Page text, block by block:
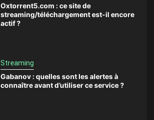
Oxtorrent5.com : ce site de
streaming/téléchargement est-il encore
actif ?
Streaming
Gabanov : quelles sont les alertes à
connaître avant d’utiliser ce service ?